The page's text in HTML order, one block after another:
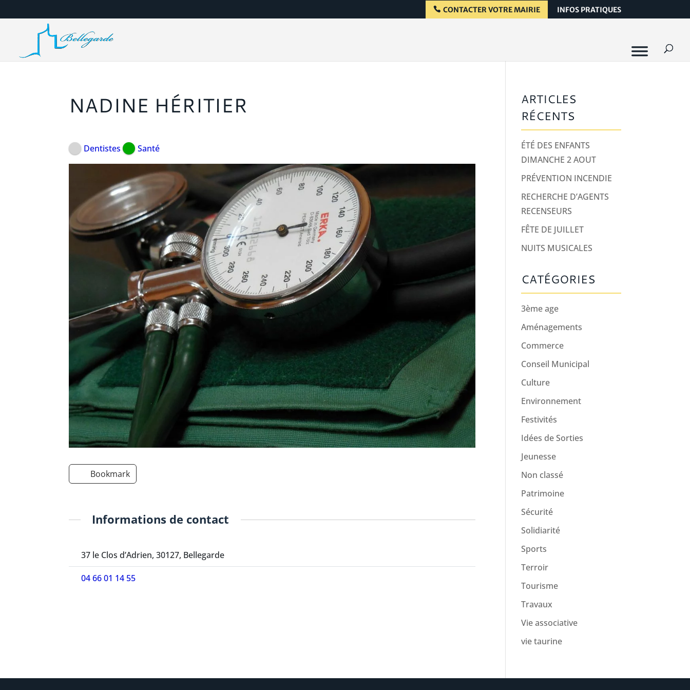
CONTACTER VOTRE MAIRIE INFOS PRATIQUES
NADINE HÉRITIER
Dentistes Santé
Bookmark
Informations de contact
37 le Clos d’Adrien, 30127, Bellegarde
04 66 01 14 55
ARTICLES
RÉCENTS
ÉTÉ DES ENFANTS
DIMANCHE 2 AOUT
PRÉVENTION INCENDIE
RECHERCHE D’AGENTS
RECENSEURS
FÊTE DE JUILLET
NUITS MUSICALES
CATÉGORIES
3ème age
Aménagements
Commerce
Conseil Municipal
Culture
Environnement
Festivités
Idées de Sorties
Jeunesse
Non classé
Patrimoine
Sécurité
Solidiarité
Sports
Terroir
Tourisme
Travaux
Vie associative
vie taurine